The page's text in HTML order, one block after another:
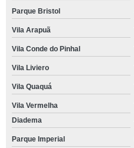
Parque Bristol
Vila Arapuã
Vila Conde do Pinhal
Vila Liviero
Vila Quaquá
Vila Vermelha
Diadema
Parque Imperial